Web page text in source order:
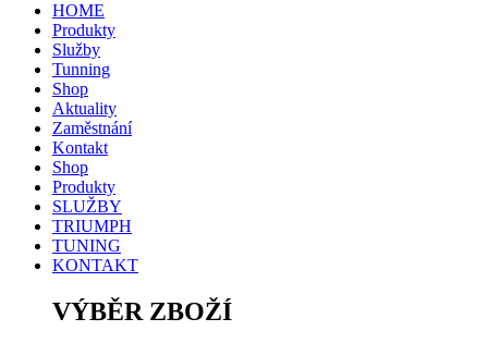
HOME
Produkty
Služby
Tunning
Shop
Aktuality
Zaměstnání
Kontakt
Shop
Produkty
SLUŽBY
TRIUMPH
TUNING
KONTAKT
VÝBĚR ZBOŽÍ